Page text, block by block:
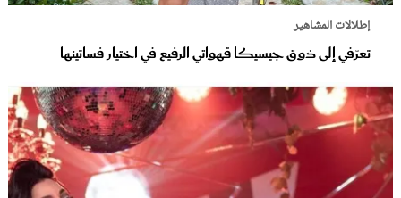
إطلالات المشاهير
تعرّفي إلى ذوق جيسيكا قهواتي الرفيع في اختيار فساتينها